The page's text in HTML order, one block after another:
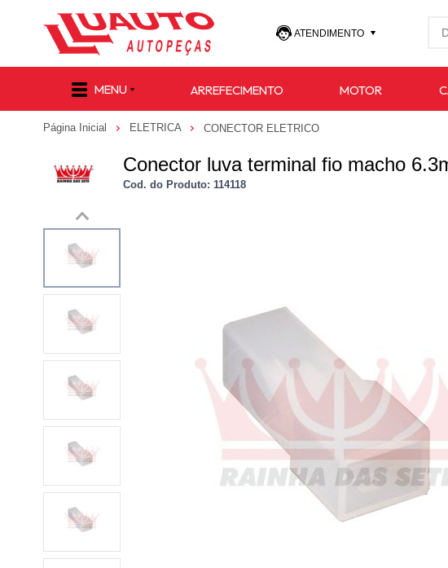
ATENDIMENTO
(47) 3027-4733
MENU ARREFECIMENTO MOTOR
Página Inicial ELETRICA CONECTOR ELETRICO
Conector luva terminal fio macho
Cod. do Produto: 114118